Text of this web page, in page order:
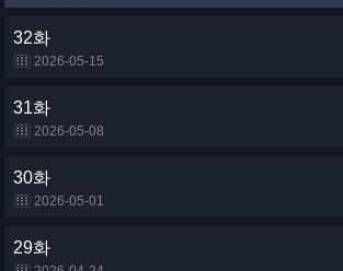
32화
2026-05-15
31화
2026-05-08
30화
2026-05-01
29화